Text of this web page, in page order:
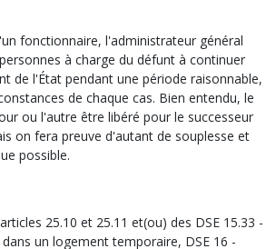
fonctionnaire, l'administrateur général
à charge du défunt à continuer
de l'État pendant une période raisonnable,
de chaque cas. Bien entendu, le
ou l'autre être libéré pour le successeur
on fera preuve d'autant de souplesse et
possible.
25.10 et 25.11 et(ou) des DSE 15.33 -
un logement temporaire, DSE 16 -